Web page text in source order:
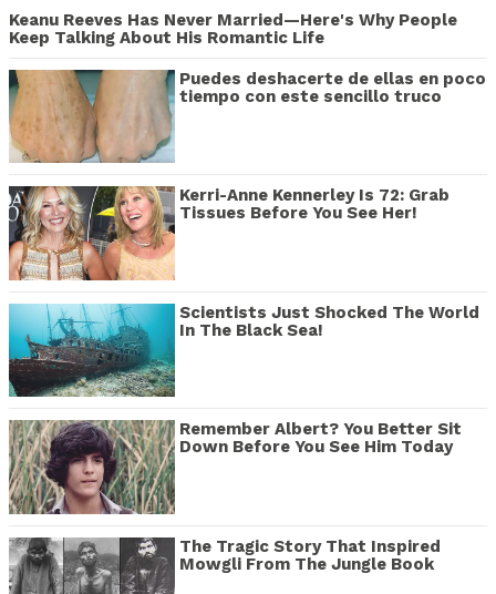
Keanu Reeves Has Never Married—Here's Why People
Keep Talking About His Romantic Life
Puedes deshacerte de ellas en poco
tiempo con este sencillo truco
Kerri-Anne Kennerley Is 72: Grab
Tissues Before You See Her!
Scientists Just Shocked The World
In The Black Sea!
Remember Albert? You Better Sit
Down Before You See Him Today
The Tragic Story That Inspired
Mowgli From The Jungle Book